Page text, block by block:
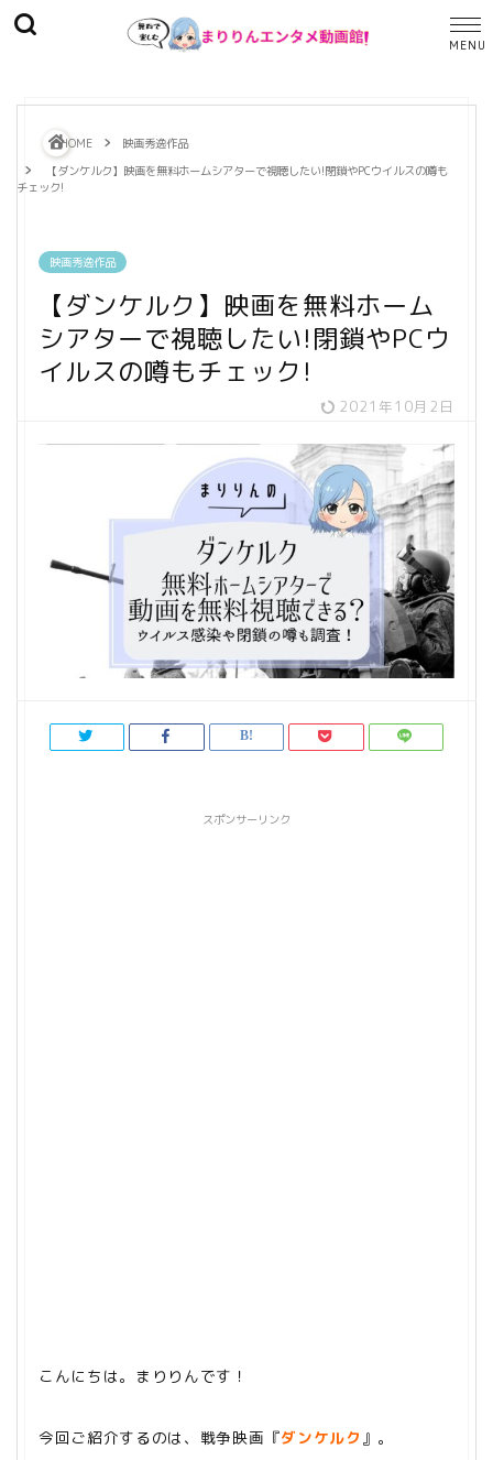
HOME
映画秀逸作品
【ダンケルク】映画を無料ホームシアターで視聴したい!閉鎖やPCウイルスの噂も
チェック!
映画秀逸作品
【ダンケルク】映画を無料ホーム
シアターで視聴したい!閉鎖やPCウ
イルスの噂もチェック!
2021年10月2日
スポンサーリンク
こんにちは。まりりんです！
今回ご紹介するのは、戦争映画『ダンケルク 』。